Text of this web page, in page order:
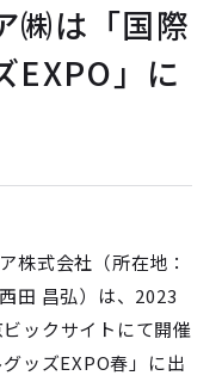
㈱は「国際
EXPO」に
株式会社（所在地：
田 昌弘）は、2023
ックサイトにて開催
ッズEXPO春」に出